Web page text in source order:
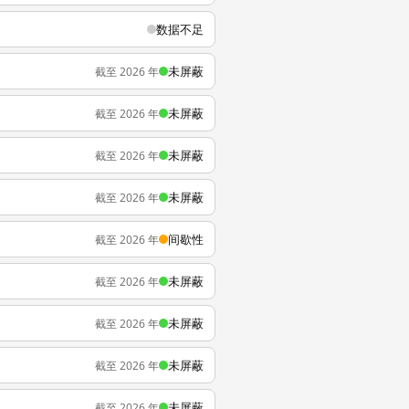
数据不足
截至 2026 年 未屏蔽
截至 2026 年 未屏蔽
截至 2026 年 未屏蔽
截至 2026 年 未屏蔽
截至 2026 年 间歇性
截至 2026 年 未屏蔽
截至 2026 年 未屏蔽
截至 2026 年 未屏蔽